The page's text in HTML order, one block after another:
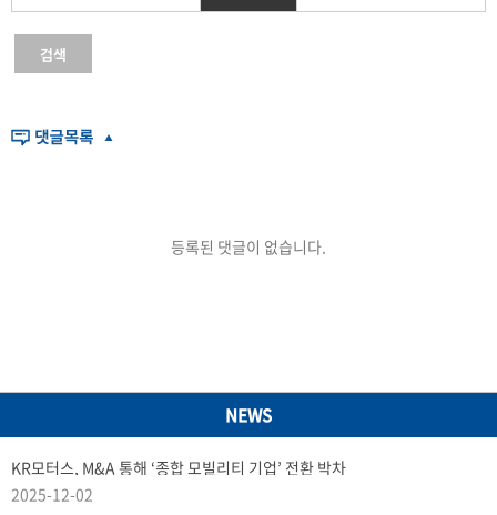
검색
등록된 댓글이 없습니다.
NEWS
KR모터스, M&A 통해 ‘종합 모빌리티 기업’ 전환 박차
2025-12-02